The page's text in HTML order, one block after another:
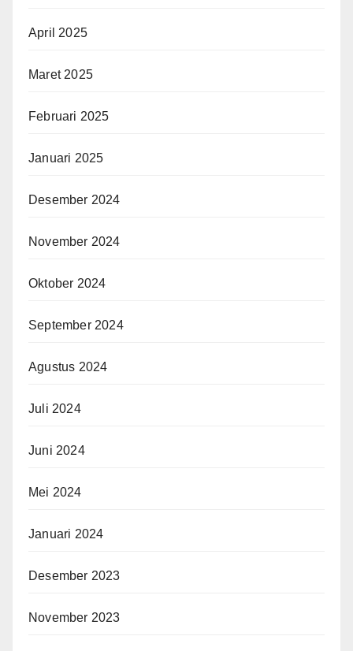
April 2025
Maret 2025
Februari 2025
Januari 2025
Desember 2024
November 2024
Oktober 2024
September 2024
Agustus 2024
Juli 2024
Juni 2024
Mei 2024
Januari 2024
Desember 2023
November 2023